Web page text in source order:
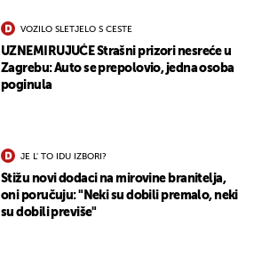
VOZILO SLETJELO S CESTE
UZNEMIRUJUĆE Strašni prizori nesreće u
Zagrebu: Auto se prepolovio, jedna osoba
poginula
JE L' TO IDU IZBORI?
Stižu novi dodaci na mirovine branitelja,
oni poručuju: "Neki su dobili premalo, neki
su dobili previše"